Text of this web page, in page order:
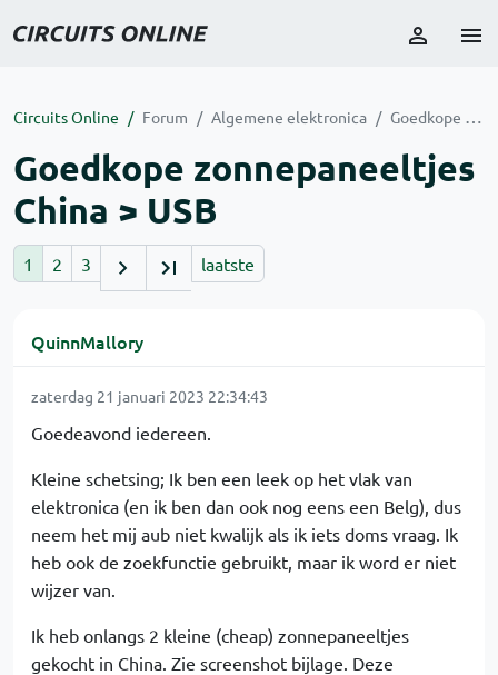
Circuits Online Forum Algemene elektronica Goedkope zonnepaneeltjes China > USB
Goedkope zonnepaneeltjes
China > USB
1 2 3 laatste
QuinnMallory
zaterdag 21 januari 2023 22:34:43
Goedeavond iedereen.
Kleine schetsing; Ik ben een leek op het vlak van
elektronica (en ik ben dan ook nog eens een Belg), dus
neem het mij aub niet kwalijk als ik iets doms vraag. Ik
heb ook de zoekfunctie gebruikt, maar ik word er niet
wijzer van.
Ik heb onlangs 2 kleine (cheap) zonnepaneeltjes
gekocht in China. Zie screenshot bijlage. Deze